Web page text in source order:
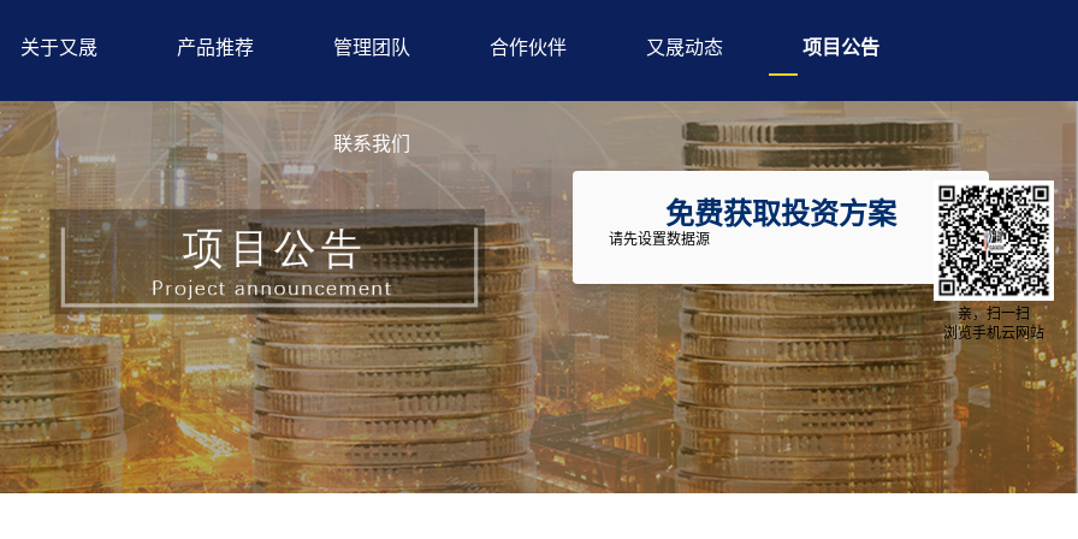
关于又晟 产品推荐 管理团队 合作伙伴 又晟动态 项目公告
联系我们
免费获取投资方案
请先设置数据源
亲，扫一扫
浏览手机云网站